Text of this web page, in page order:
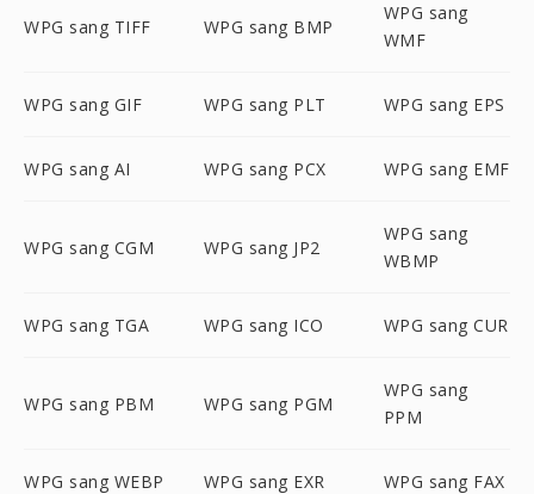
WPG sang TIFF WPG sang BMP
WPG sang
WMF
WPG sang GIF WPG sang PLT WPG sang EPS
WPG sang AI WPG sang PCX WPG sang EMF
WPG sang CGM WPG sang JP2
WPG sang
WBMP
WPG sang TGA WPG sang ICO WPG sang CUR
WPG sang PBM WPG sang PGM
WPG sang
PPM
WPG sang WEBP WPG sang EXR WPG sang FAX